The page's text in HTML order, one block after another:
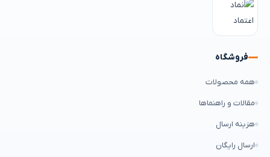
فروشگاه
همه محصولات
مقالات و راهنماها
هزینه ارسال
ارسال رایگان